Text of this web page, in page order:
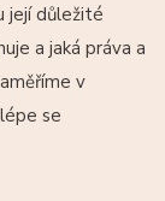
její důležité
a jaká práva a
v
se